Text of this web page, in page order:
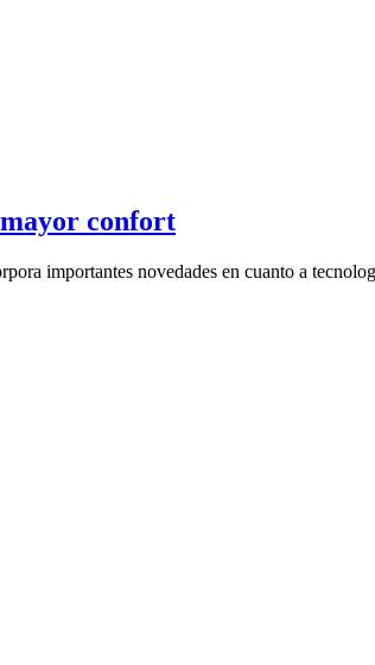
confort
importantes novedades en cuanto a